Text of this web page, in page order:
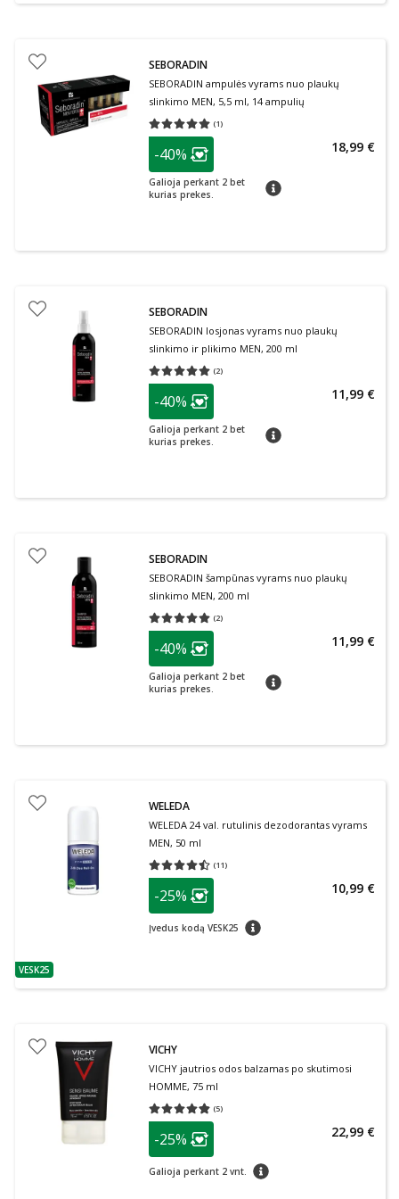
SEBORADIN
SEBORADIN ampulės vyrams nuo plaukų
slinkimo MEN, 5,5 ml, 14 ampulių
(1)
Vidutinis įvertinimas 5.00
patarimas
Lojalumo klubo narių nuolaida
-40%
Galioja perkant 2 bet
kurias prekes.
patarimas
18,99 €
SEBORADIN
SEBORADIN losjonas vyrams nuo plaukų
slinkimo ir plikimo MEN, 200 ml
(2)
Vidutinis įvertinimas 5.00
patarimas
Lojalumo klubo narių nuolaida
-40%
Galioja perkant 2 bet
kurias prekes.
patarimas
11,99 €
SEBORADIN
SEBORADIN šampūnas vyrams nuo plaukų
slinkimo MEN, 200 ml
(2)
Vidutinis įvertinimas 5.00
patarimas
Lojalumo klubo narių nuolaida
-40%
Galioja perkant 2 bet
kurias prekes.
patarimas
11,99 €
patarimas
VESK25
WELEDA
WELEDA 24 val. rutulinis dezodorantas vyrams
MEN, 50 ml
(11)
Vidutinis įvertinimas 4.45
patarimas
Lojalumo klubo narių nuolaida
-25%
Įvedus kodą VESK25 patarimas
10,99 €
VICHY
VICHY jautrios odos balzamas po skutimosi
HOMME, 75 ml
(5)
Vidutinis įvertinimas 4.80
patarimas
Lojalumo klubo narių nuolaida
-25%
Galioja perkant 2 vnt. patarimas
22,99 €